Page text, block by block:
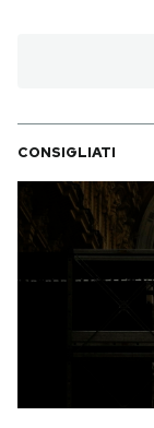
CONSIGLIATI